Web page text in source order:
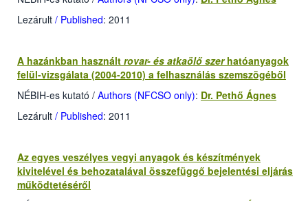
Lezárult / Published: 2011
A hazánkban használt rovar- és atkaölő szerhatóanyagok
felül-vizsgálata (2004-2010) a felhasználás szemszögéből
NÉBIH-es kutató / Authors (NFCSO only): Dr. Pethő Ágnes
Lezárult / Published: 2011
Az egyes veszélyes vegyi anyagok és készítmények
kivitelével és behozatalával összefüggő bejelentési eljárás
működtetéséről